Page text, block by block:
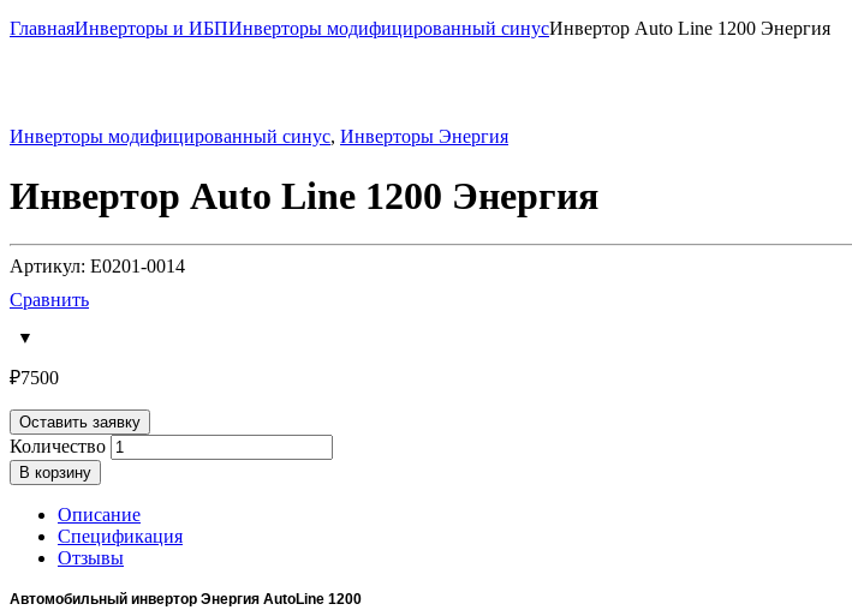
ГлавнаяИнверторы и ИБПИнверторы модифицированный синусИнвертор Auto Line 1200 Энергия
Инверторы модифицированный синус, Инверторы Энергия
Инвертор Auto Line 1200 Энергия
Артикул: Е0201-0014
Сравнить
₽7500
Оставить заявку
Количество
В корзину
Описание
Спецификация
Отзывы
Автомобильный инвертор Энергия AutoLine 1200